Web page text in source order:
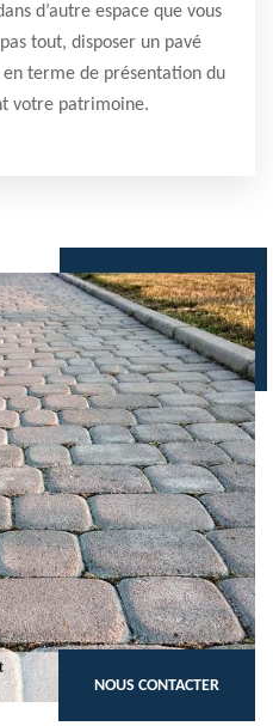
d’autre espace que vous
tout, disposer un pavé
terme de présentation du
votre patrimoine.
NOUS CONTACTER